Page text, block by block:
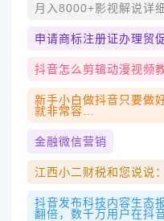
月入8000+影视解说详
申请商标注册证办理贸
抖音怎么剪辑动漫视频
新手小白做抖音只要做
就非常容...
金融微信营销
江西小二财税和您说说
抖音发布科技内容生态
翻倍，数千万用户在抖